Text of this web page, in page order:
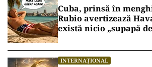
Cuba, prinsă în
Rubio avertizează
există nicio „supapă
INTERNAȚIONAL